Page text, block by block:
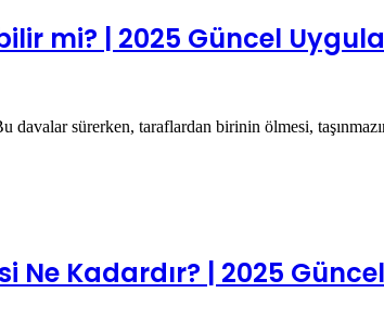
mi? | 2025 Güncel
davalar sürerken, taraflardan birinin ölmesi,
Kadardır? | 2025